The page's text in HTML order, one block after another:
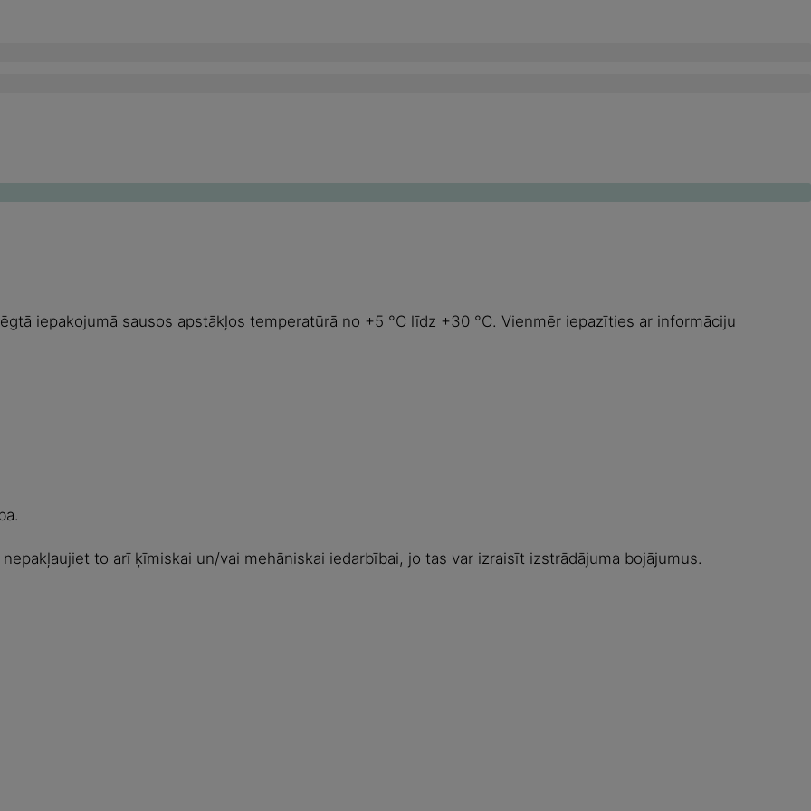
iepakojumā sausos apstākļos temperatūrā no +5 °C līdz +30 °C. Vienmēr iepazīties ar informāciju
to arī ķīmiskai un/vai mehāniskai iedarbībai, jo tas var izraisīt izstrādājuma bojājumus.